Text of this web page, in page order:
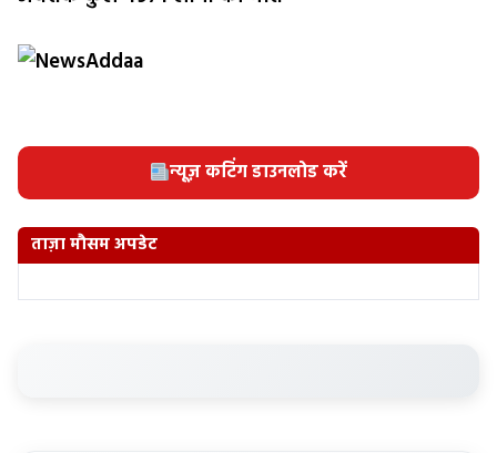
न्यूज़ कटिंग डाउनलोड करें
ताज़ा मौसम अपडेट